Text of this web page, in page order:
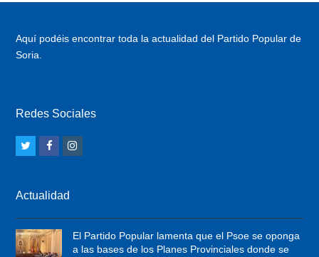
Aquí podéis encontrar toda la actualidad del Partido Popular de
Soria.
Redes Sociales
t
t
e
F
e
b
a
g
Actualidad
El Partido Popular lamenta que el Psoe se oponga
a las bases de los Planes Provinciales donde se